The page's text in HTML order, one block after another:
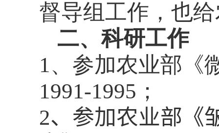
督导组工作，也
二、科研工作
1、参加农业部《
1991-1995 ；
2、参加农业部